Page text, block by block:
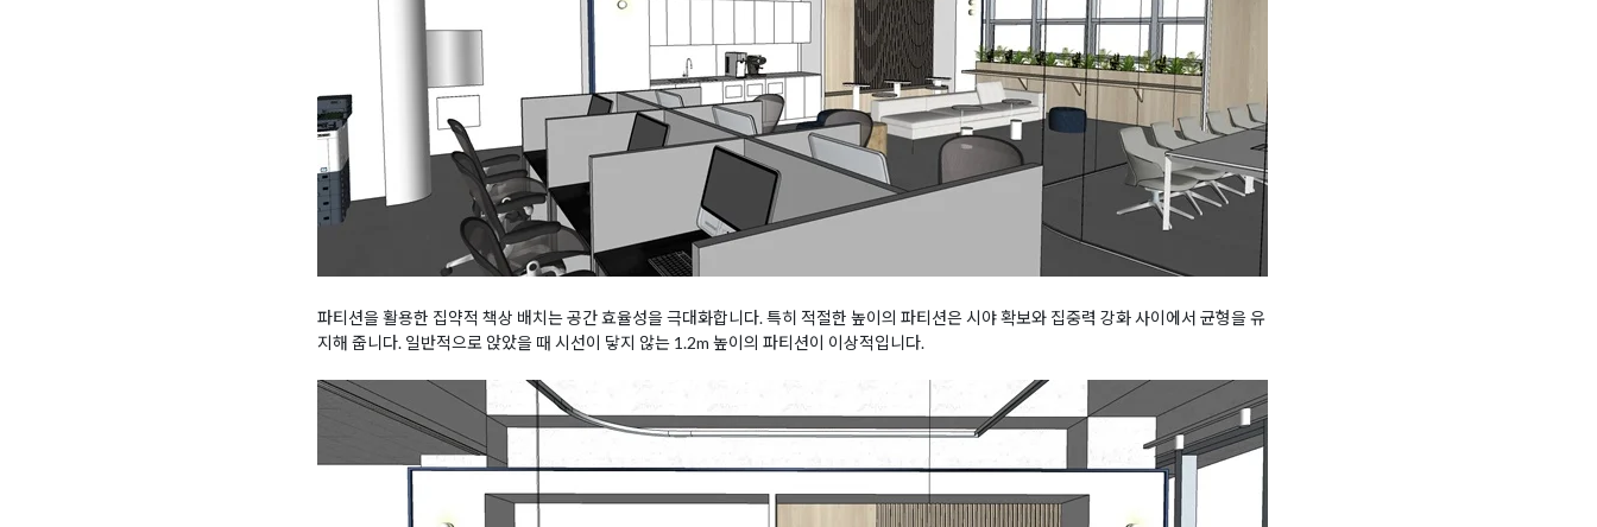
파티션을 활용한 집약적 책상 배치는 공간 효율성을 극대화합니다. 특히 적절한 높이의 파티션은 시야 확보와 집중력 강화 사이에서 균형을 유
지해 줍니다. 일반적으로 앉았을 때 시선이 닿지 않는 1.2m 높이의 파티션이 이상적입니다.